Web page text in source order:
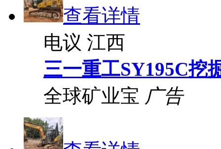
查看详情
电议 江西
三一重工SY195C挖
全球矿业宝 广告